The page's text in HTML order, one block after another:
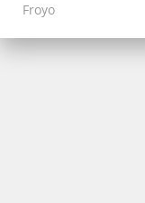
Froyo